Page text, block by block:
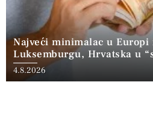
Najveći minimalac u Europi
Luksemburgu, Hrvatska u
4.8.2026